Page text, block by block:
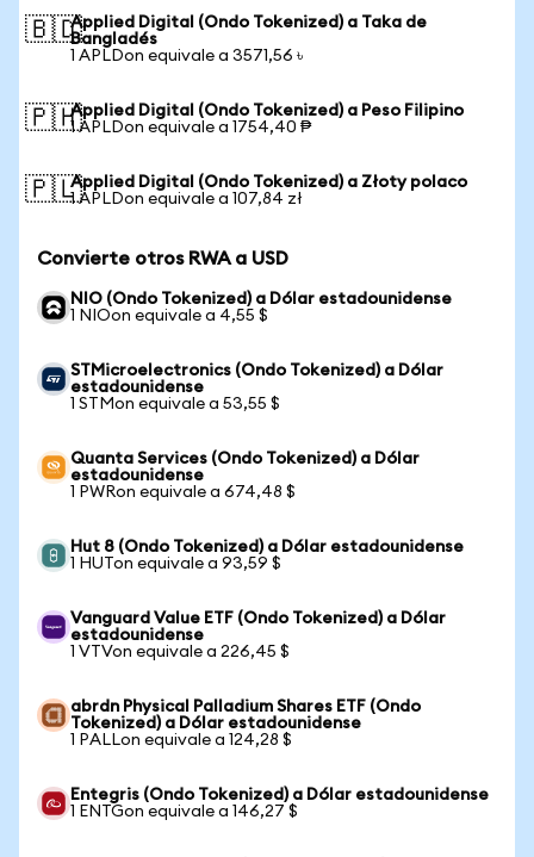
🇧🇩Applied Digital (Ondo Tokenized) a Taka de
Bangladés
1 APLDon equivale a 3571,56 ৳
🇵🇭Applied Digital (Ondo Tokenized) a Peso Filipino
1 APLDon equivale a 1754,40 ₱
🇵🇱Applied Digital (Ondo Tokenized) a Złoty polaco
1 APLDon equivale a 107,84 zł
Convierte otros RWA a USD
NIO (Ondo Tokenized) a Dólar estadounidense
1 NIOon equivale a 4,55 $
STMicroelectronics (Ondo Tokenized) a Dólar
estadounidense
1 STMon equivale a 53,55 $
Quanta Services (Ondo Tokenized) a Dólar
estadounidense
1 PWRon equivale a 674,48 $
Hut 8 (Ondo Tokenized) a Dólar estadounidense
1 HUTon equivale a 93,59 $
Vanguard Value ETF (Ondo Tokenized) a Dólar
estadounidense
1 VTVon equivale a 226,45 $
abrdn Physical Palladium Shares ETF (Ondo
Tokenized) a Dólar estadounidense
1 PALLon equivale a 124,28 $
Entegris (Ondo Tokenized) a Dólar estadounidense
1 ENTGon equivale a 146,27 $